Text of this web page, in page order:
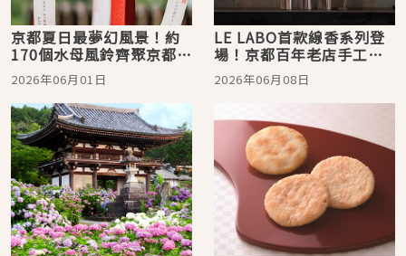
京都夏日最夢幻風景！約
170個水母風鈴齊聚京都水
族館「水母、雨傘與風
鈴」活動期間限定登場
2026年06月01日
LE LABO首款線香系列登
場！京都百年老店手工精
心製香，還有日本限定線
香座同步發售
2026年06月08日